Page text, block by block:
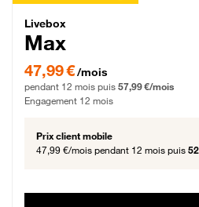
Livebox Max Fibre
Livebox
Max
47,99 € par mois pendant 12 mois puis
47,99 €/mois
pendant 12 mois puis 57,99 €/mois
Engagement 12 mois
Prix client mobile
47,99 €/mois pendant 12 mois puis